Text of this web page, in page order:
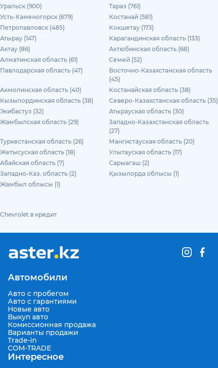
Уральск (900)
Тараз (761)
Усть-Каменогорск (679)
Костанай (581)
Петропавловск (485)
Кокшетау (173)
Атырау (147)
Карагандинская область (133)
Актау (86)
Актюбинская область (68)
Алматинская область (61)
Семей (52)
Павлодарская область (47)
Восточно-Казахстанская область
(45)
Акмолинская область (40)
Костанайская область (38)
Кызылординская область (38)
Северо-Казахстанская область (35)
Экибастуз (32)
Атырауская область (30)
Жамбылская область (29)
Западно-Казахстанская область
(27)
Туркестанская область (26)
Мангистауская область (20)
Жетысуская область (18)
Улытауская область (17)
Абайская область (7)
Сарыагаш (2)
Западно-Каз. область (2)
Қызылорда облысы (1)
Жамбыл облысы (1)
Chevrolet в кредит
Автомобили
Авто с пробегом
Авто с гарантиями
Новые авто
Выкуп авто
Комиссионная продажа
Варианты продажи
Trade-in
COM-TRADE
Интересное